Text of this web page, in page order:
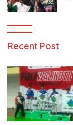
Recent Post